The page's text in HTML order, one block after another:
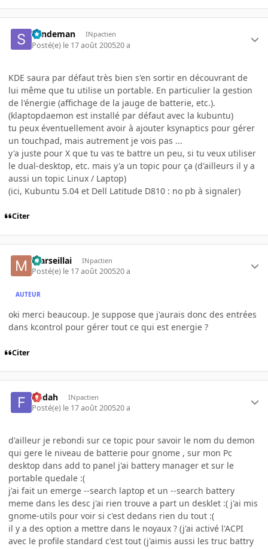
Sandeman INpactien
Posté(e) le 17 août 200520 a
KDE saura par défaut très bien s'en sortir en découvrant de
lui même que tu utilise un portable. En particulier la gestion
de l'énergie (affichage de la jauge de batterie, etc.).
(klaptopdaemon est installé par défaut avec la kubuntu)
tu peux éventuellement avoir à ajouter ksynaptics pour gérer
un touchpad, mais autrement je vois pas ...
y'a juste pour X que tu vas te battre un peu, si tu veux utiliser
le dual-desktop, etc. mais y'a un topic pour ça (d'ailleurs il y a
aussi un topic Linux / Laptop)
(ici, Kubuntu 5.04 et Dell Latitude D810 : no pb à signaler)
Citer
marseillai INpactien
Posté(e) le 17 août 200520 a
AUTEUR
oki merci beaucoup. Je suppose que j'aurais donc des entrées
dans kcontrol pour gérer tout ce qui est energie ?
Citer
fledah INpactien
Posté(e) le 17 août 200520 a
d'ailleur je rebondi sur ce topic pour savoir le nom du demon
qui gere le niveau de batterie pour gnome , sur mon Pc
desktop dans add to panel j'ai battery manager et sur le
portable quedale :(
j'ai fait un emerge --search laptop et un --search battery
meme dans les desc j'ai rien trouve a part un desklet :( j'ai mis
gnome-utils pour voir si c'est dedans rien du tout :(
il y a des option a mettre dans le noyaux ? (j'ai activé l'ACPI
avec le profile standard c'est tout (j'aimis aussi les truc battry